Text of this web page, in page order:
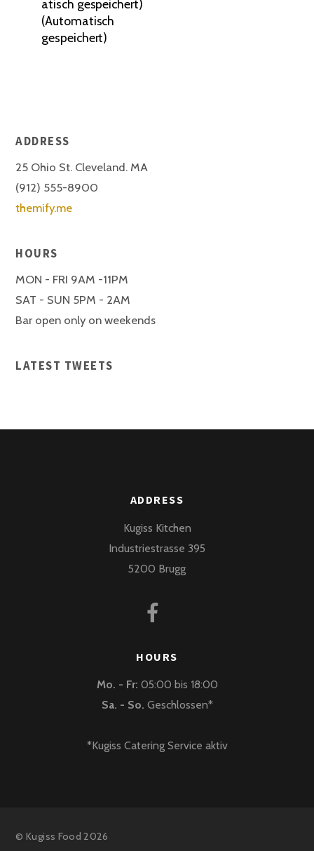
atisch gespeichert)
(Automatisch
gespeichert)
ADDRESS
25 Ohio St. Cleveland. MA
(912) 555-8900
themify.me
HOURS
MON - FRI 9AM -11PM
SAT - SUN 5PM - 2AM
Bar open only on weekends
LATEST TWEETS
ADDRESS
Kugiss Kitchen
Industriestrasse 395
5200 Brugg
HOURS
Mo. - Fr: 05:00 bis 18:00
Sa. - So. Geschlossen*
*Kugiss Catering Service aktiv
©Kugiss Food 2026